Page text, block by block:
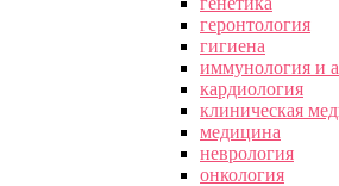
геронтология
гигиена
иммунология и
кардиология
клиническая
медицина
неврология
онкология